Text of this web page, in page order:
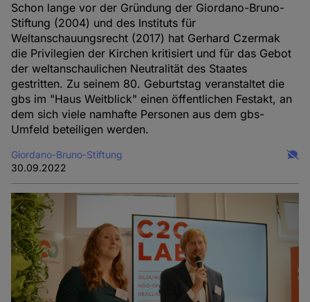
Schon lange vor der Gründung der Giordano-Bruno-
Stiftung (2004) und des Instituts für
Weltanschauungsrecht (2017) hat Gerhard Czermak
die Privilegien der Kirchen kritisiert und für das Gebot
der weltanschaulichen Neutralität des Staates
gestritten. Zu seinem 80. Geburtstag veranstaltet die
gbs im "Haus Weitblick" einen öffentlichen Festakt, an
dem sich viele namhafte Personen aus dem gbs-
Umfeld beteiligen werden.
Giordano-Bruno-Stiftung
30.09.2022